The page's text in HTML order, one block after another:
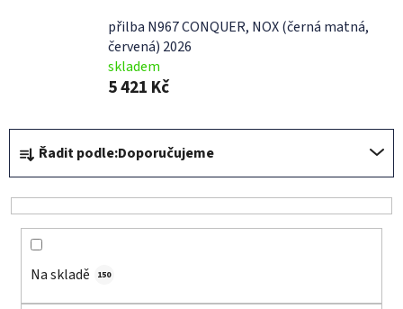
přilba N967 CONQUER, NOX (černá matná,
červená) 2026
skladem
5 421 Kč
Ř
a
z
e
Řadit podle:Doporučujeme
Na skladě 150